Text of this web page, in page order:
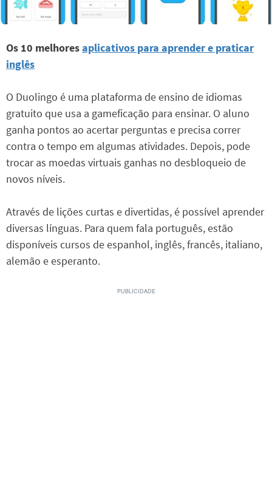
Os 10 melhores aplicativos para aprender e praticar
inglês
O Duolingo é uma plataforma de ensino de idiomas
gratuito que usa a gameficação para ensinar. O aluno
ganha pontos ao acertar perguntas e precisa correr
contra o tempo em algumas atividades. Depois, pode
trocar as moedas virtuais ganhas no desbloqueio de
novos níveis.
Através de lições curtas e divertidas, é possível aprender
diversas línguas. Para quem fala português, estão
disponíveis cursos de espanhol, inglês, francês, italiano,
alemão e esperanto.